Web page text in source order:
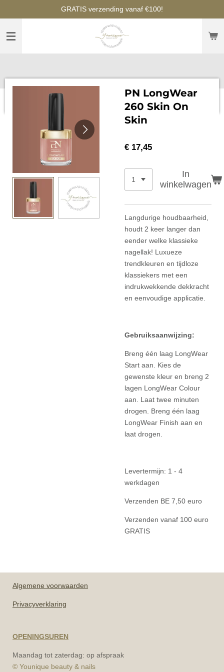
naar
hoofdinhoud
GRATIS verzending vanaf €100!
PN LongWear
260 Skin On
Skin
€ 17,45
In
winkelwagen
Langdurige houdbaarheid,
houdt 2 keer langer dan
eender welke klassieke
nagellak! Luxueze
trendkleuren en tijdloze
klassiekers met een
indrukwekkende dekkracht
en eenvoudige applicatie.
Gebruiksaanwijzing:
Breng één laag LongWear
Start aan. Kies de
gewenste kleur en breng 2
lagen LongWear Colour
aan. Laat twee minuten
drogen. Breng één laag
LongWear Finish aan en
laat drogen.
Levertermijn: 1 - 4
werkdagen
Verzenden BE 7,50 euro
Verzenden vanaf 100 euro
GRATIS
Algemene voorwaarden
Privacyverklaring
OPENINGSUREN
Maandag tot zaterdag: op afspraak
© Younique beauty & nails